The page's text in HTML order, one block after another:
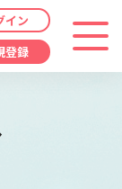
イン
登録